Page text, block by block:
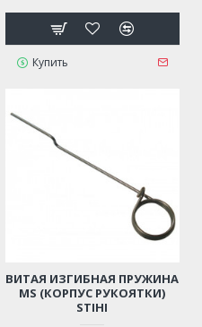
Купить
ВИТАЯ ИЗГИБНАЯ ПРУЖИНА
MS (КОРПУС РУКОЯТКИ)
STIHI